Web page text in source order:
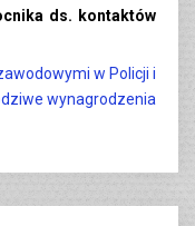
ds. kontaktów
w Policji i
wynagrodzenia